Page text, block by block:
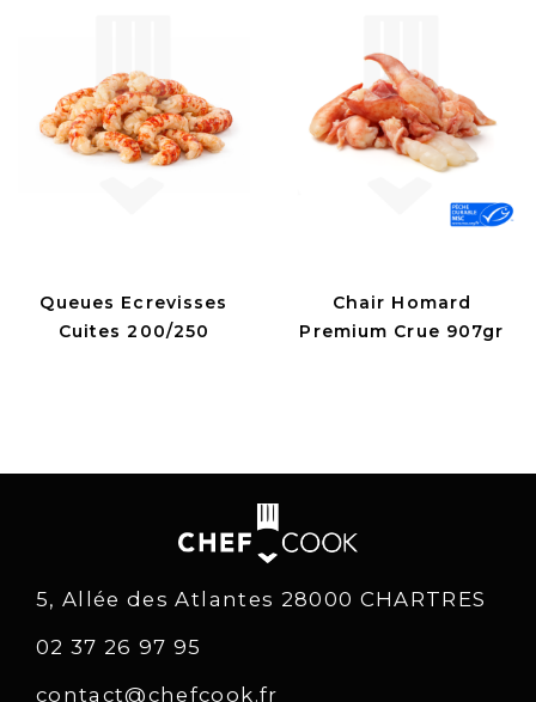
Queues Ecrevisses
Cuites 200/250
Chair Homard
Premium Crue 907gr
5, Allée des Atlantes 28000 CHARTRES
02 37 26 97 95
contact@chefcook.fr